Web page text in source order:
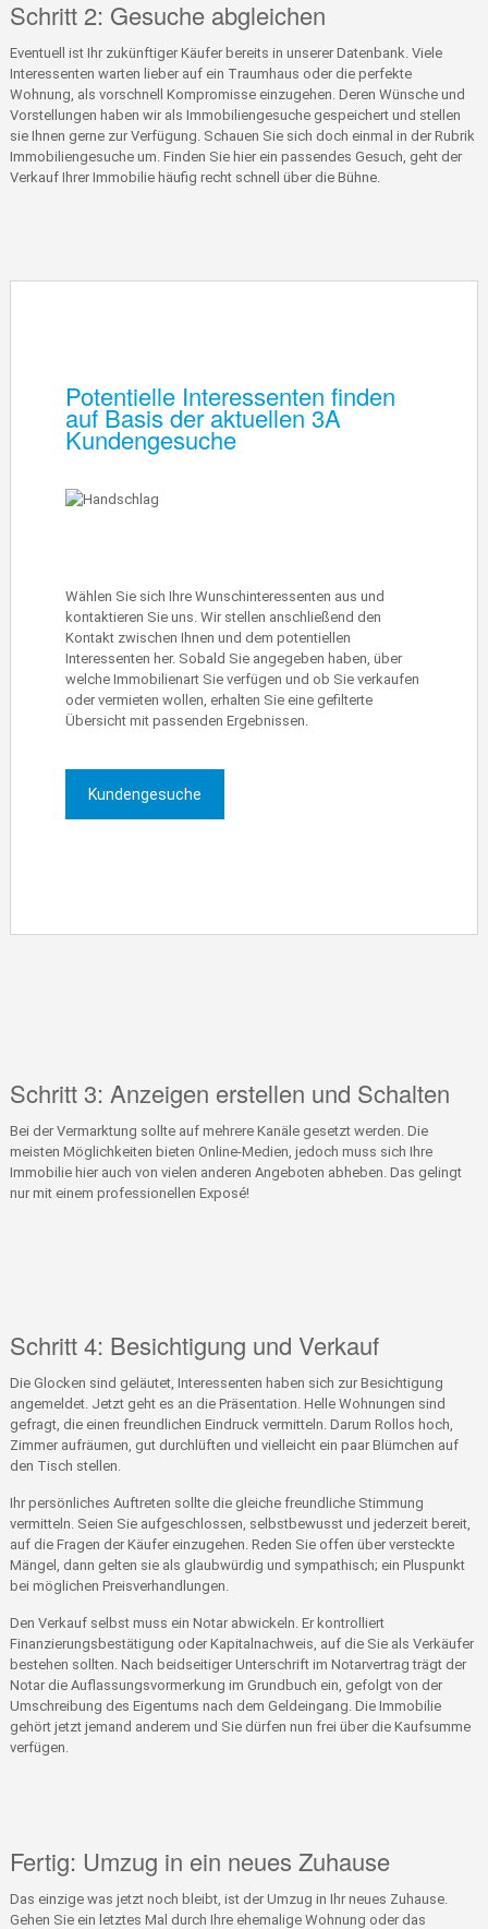
Schritt 2: Gesuche abgleichen
Eventuell ist Ihr zukünftiger Käufer bereits in unserer Datenbank. Viele
Interessenten warten lieber auf ein Traumhaus oder die perfekte
Wohnung, als vorschnell Kompromisse einzugehen. Deren Wünsche und
Vorstellungen haben wir als Immobiliengesuche gespeichert und stellen
sie Ihnen gerne zur Verfügung. Schauen Sie sich doch einmal in der Rubrik
Immobiliengesuche um. Finden Sie hier ein passendes Gesuch, geht der
Verkauf Ihrer Immobilie häufig recht schnell über die Bühne.
Potentielle Interessenten finden
auf Basis der aktuellen 3A
Kundengesuche
Wählen Sie sich Ihre Wunschinteressenten aus und
kontaktieren Sie uns. Wir stellen anschließend den
Kontakt zwischen Ihnen und dem potentiellen
Interessenten her. Sobald Sie angegeben haben, über
welche Immobilienart Sie verfügen und ob Sie verkaufen
oder vermieten wollen, erhalten Sie eine gefilterte
Übersicht mit passenden Ergebnissen.
Kundengesuche
Schritt 3: Anzeigen erstellen und Schalten
Bei der Vermarktung sollte auf mehrere Kanäle gesetzt werden. Die
meisten Möglichkeiten bieten Online-Medien, jedoch muss sich Ihre
Immobilie hier auch von vielen anderen Angeboten abheben. Das gelingt
nur mit einem professionellen Exposé!
Schritt 4: Besichtigung und Verkauf
Die Glocken sind geläutet, Interessenten haben sich zur Besichtigung
angemeldet. Jetzt geht es an die Präsentation. Helle Wohnungen sind
gefragt, die einen freundlichen Eindruck vermitteln. Darum Rollos hoch,
Zimmer aufräumen, gut durchlüften und vielleicht ein paar Blümchen auf
den Tisch stellen.
Ihr persönliches Auftreten sollte die gleiche freundliche Stimmung
vermitteln. Seien Sie aufgeschlossen, selbstbewusst und jederzeit bereit,
auf die Fragen der Käufer einzugehen. Reden Sie offen über versteckte
Mängel, dann gelten sie als glaubwürdig und sympathisch; ein Pluspunkt
bei möglichen Preisverhandlungen.
Den Verkauf selbst muss ein Notar abwickeln. Er kontrolliert
Finanzierungsbestätigung oder Kapitalnachweis, auf die Sie als Verkäufer
bestehen sollten. Nach beidseitiger Unterschrift im Notarvertrag trägt der
Notar die Auflassungsvormerkung im Grundbuch ein, gefolgt von der
Umschreibung des Eigentums nach dem Geldeingang. Die Immobilie
gehört jetzt jemand anderem und Sie dürfen nun frei über die Kaufsumme
verfügen.
Fertig: Umzug in ein neues Zuhause
Das einzige was jetzt noch bleibt, ist der Umzug in Ihr neues Zuhause.
Gehen Sie ein letztes Mal durch Ihre ehemalige Wohnung oder das